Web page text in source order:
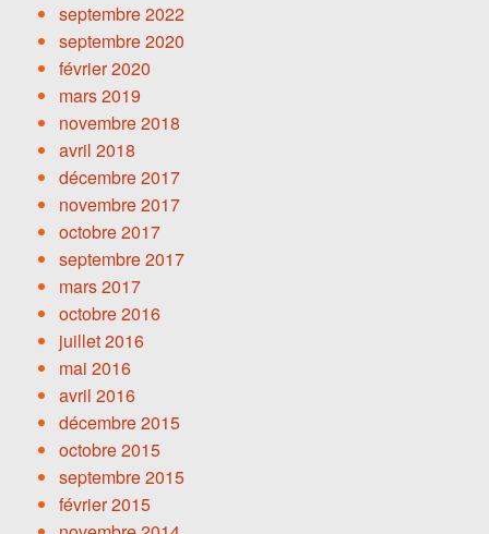
septembre 2022
septembre 2020
février 2020
mars 2019
novembre 2018
avril 2018
décembre 2017
novembre 2017
octobre 2017
septembre 2017
mars 2017
octobre 2016
juillet 2016
mai 2016
avril 2016
décembre 2015
octobre 2015
septembre 2015
février 2015